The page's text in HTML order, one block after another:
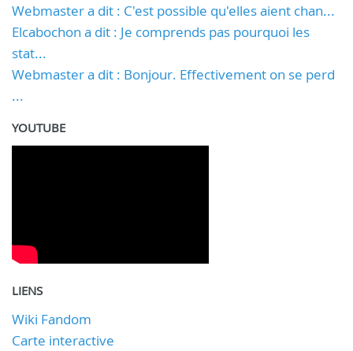
Webmaster a dit : C'est possible qu'elles aient chan...
Elcabochon a dit : Je comprends pas pourquoi les
stat...
Webmaster a dit : Bonjour. Effectivement on se perd
...
YOUTUBE
LIENS
Wiki Fandom
Carte interactive